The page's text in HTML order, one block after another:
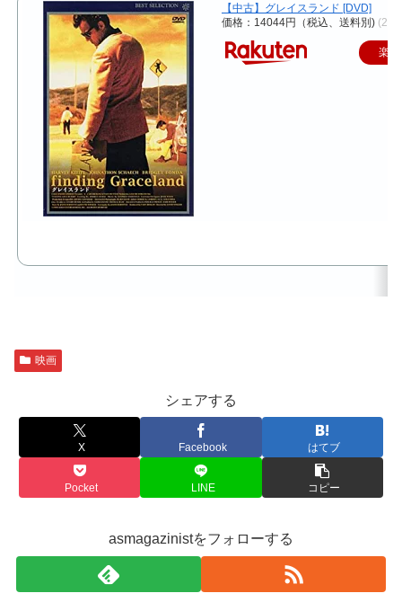
【中古】グレイスランド [DVD]
価格：14044円（税込、送料別)
楽
映画
シェアする
X Facebook はてブ
Pocket LINE コピー
asmagazinistをフォローする